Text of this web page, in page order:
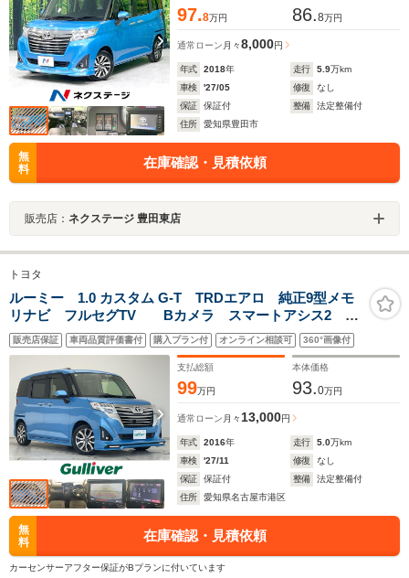
97.8万円 86.8万円
通常ローン 月々8,000円
年式 2018年 走行 5.9万km
車検
'27/05 修復
なし
保証
保証付 整備
法定整備付
住所
愛知県豊田市
無
料
在庫確認・見積依頼
販売店： ネクステージ 豊田東店
トヨタ
ルーミー 1.0 カスタム G-T TRDエアロ 純正9型メモ
リナビ フルセグTV Bカメラ スマートアシス2 両
側電動 LEDライト オートライト 純正15インチAW
クルーズコントロール ETC ドライブレコーダー ス
マートキー プッシュスタート
販売店保証 車両品質評価書付 購入プラン付 オンライン相談可 360°画像付
支払総額
99万円
本体価格
93.0万円
通常ローン 月々 13,000円
年式 2016年 走行 5.0万km
車検
'27/11 修復
なし
保証
保証付 整備
法定整備付
住所
愛知県名古屋市港区
無
料
在庫確認・見積依頼
カーセンサーアフター保証がBプランに付いています